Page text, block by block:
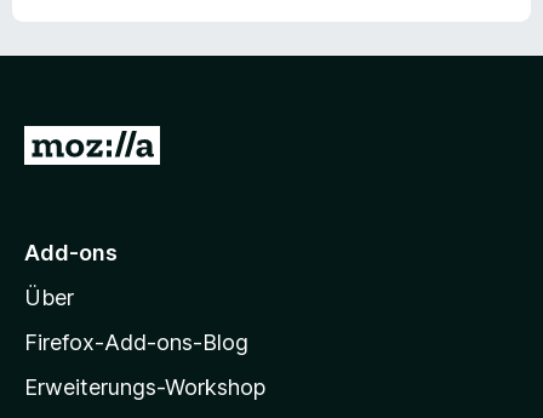
Z
M
z
i
l
Add-ons
Über
Firefox-Add-ons-Blog
Erweiterungs-Workshop